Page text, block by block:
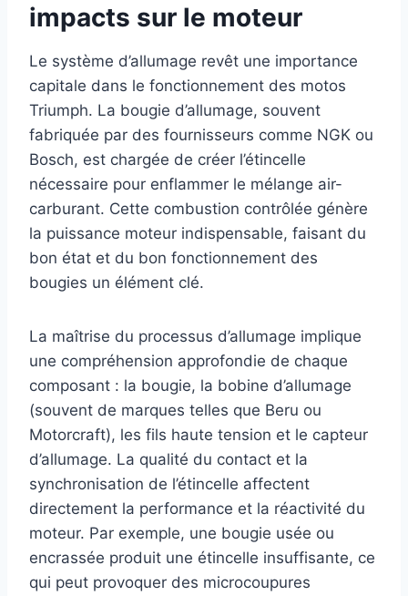
impacts sur le moteur
Le système d’allumage revêt une importance
capitale dans le fonctionnement des motos
Triumph. La bougie d’allumage, souvent
fabriquée par des fournisseurs comme NGK ou
Bosch, est chargée de créer l’étincelle
nécessaire pour enflammer le mélange air-
carburant. Cette combustion contrôlée génère
la puissance moteur indispensable, faisant du
bon état et du bon fonctionnement des
bougies un élément clé.
La maîtrise du processus d’allumage implique
une compréhension approfondie de chaque
composant : la bougie, la bobine d’allumage
(souvent de marques telles que Beru ou
Motorcraft), les fils haute tension et le capteur
d’allumage. La qualité du contact et la
synchronisation de l’étincelle affectent
directement la performance et la réactivité du
moteur. Par exemple, une bougie usée ou
encrassée produit une étincelle insuffisante, ce
qui peut provoquer des microcoupures